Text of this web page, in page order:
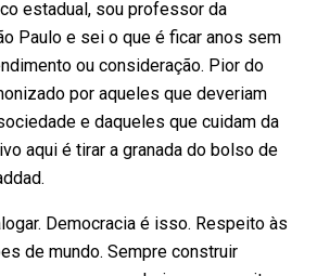
estadual, sou professor da
Paulo e sei o que é ficar anos sem
ou consideração. Pior do
por aqueles que deveriam
e daqueles que cuidam da
aqui é tirar a granada do bolso de
Democracia é isso. Respeito às
de mundo. Sempre construir